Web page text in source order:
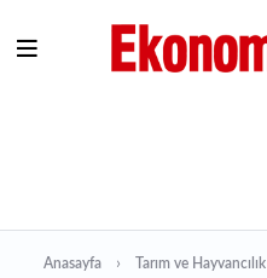
Anasayfa Tarım ve Hayvancılık